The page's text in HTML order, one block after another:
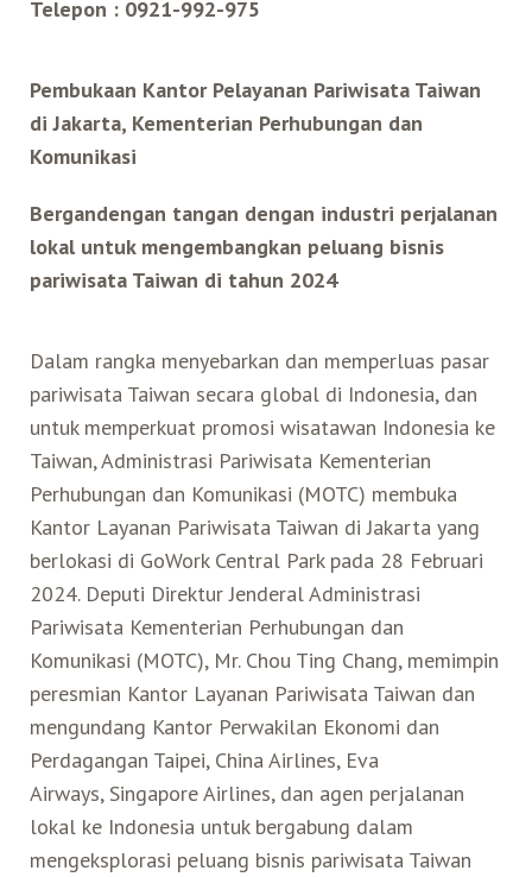
Wisata Senior
Wisata Yang Dapat Diakses
Belanja
Pasar Malam
Telepon : 0921-992-975
Pembukaan Kantor Pelayanan Pariwisata Taiwan
di Jakarta, Kementerian Perhubungan dan
Komunikasi
Bergandengan tangan dengan industri perjalanan
lokal untuk mengembangkan peluang bisnis
pariwisata Taiwan di tahun 2024
Dalam rangka menyebarkan dan memperluas pasar
pariwisata Taiwan secara global di Indonesia, dan
untuk memperkuat promosi wisatawan Indonesia ke
Taiwan, Administrasi Pariwisata Kementerian
Perhubungan dan Komunikasi (MOTC) membuka
Kantor Layanan Pariwisata Taiwan di Jakarta yang
berlokasi di GoWork Central Park pada 28 Februari
2024. Deputi Direktur Jenderal Administrasi
Pariwisata Kementerian Perhubungan dan
Komunikasi (MOTC), Mr. Chou Ting Chang, memimpin
peresmian Kantor Layanan Pariwisata Taiwan dan
mengundang Kantor Perwakilan Ekonomi dan
Perdagangan Taipei, China Airlines, Eva
Airways, Singapore Airlines, dan agen perjalanan
lokal ke Indonesia untuk bergabung dalam
mengeksplorasi peluang bisnis pariwisata Taiwan